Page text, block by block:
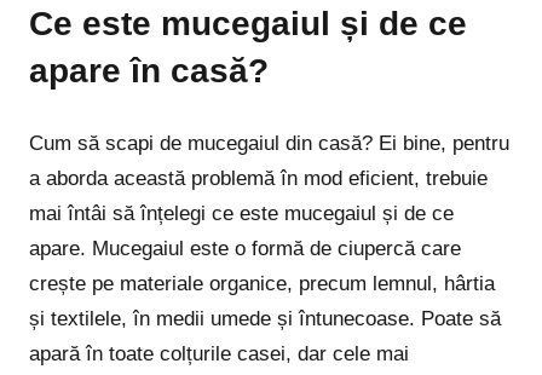
Ce este mucegaiul și de ce
apare în casă?
Cum să scapi de mucegaiul din casă? Ei bine, pentru
a aborda această problemă în mod eficient, trebuie
mai întâi să înțelegi ce este mucegaiul și de ce
apare. Mucegaiul este o formă de ciupercă care
crește pe materiale organice, precum lemnul, hârtia
și textilele, în medii umede și întunecoase. Poate să
apară în toate colțurile casei, dar cele mai